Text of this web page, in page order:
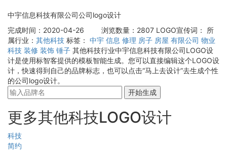
中宇信息科技有限公司公司logo设计
完成时间：2020-04-26
浏览数量：2807 LOGO宣传词：
所
属行业： 其他科技 标签： 中宇 信息 修理 房子 房屋 有限公司 物业
科技 装修 装饰 锤子 其他科技行业中宇信息科技有限公司LOGO设
计是使用标智客提供的模板智能生成。您可以直接编辑这个LOGO设
计，快速得到自己的品牌标志，也可以点击“马上去设计”去生成个性
的公司logo设计。
开始生成
更多其他科技LOGO设计
科技
简约